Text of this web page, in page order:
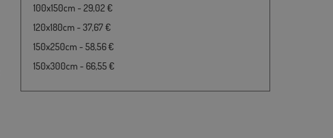
100x150cm - 29,02 €
120x180cm - 37,67 €
150x250cm - 58,56 €
150x300cm - 66,55 €